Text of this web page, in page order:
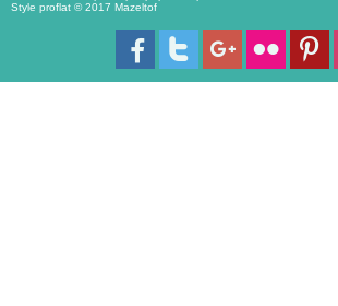
Style proflat © 2017 Mazeltof